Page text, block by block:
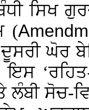
ਸਿਖ
(
ਘੋਰ
ਸੋਚ-